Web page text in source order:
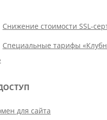
Снижение стоимости SSL-
Специальные тарифы
для сайта